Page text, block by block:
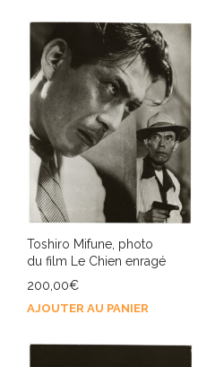
Toshiro Mifune, photo
du film Le Chien enragé
200,00€
AJOUTER AU PANIER